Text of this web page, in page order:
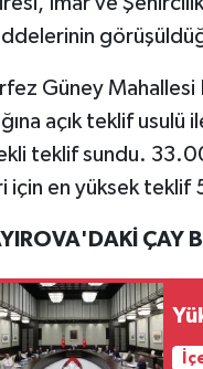
Güney Mahallesi
açık teklif usulü
teklif sundu.
için en yüksek teklif
ÇAY